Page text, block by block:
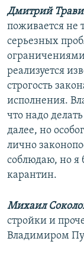
Дмитрий
поживается не
серьезных
реализуется
строгость
исполнения.
что надо
далее, но
лично
соблюдаю, но я
карантин.
Михаил
стройки и
Владимиром